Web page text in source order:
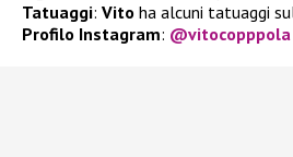
Tatuaggi: Vito ha alcuni tatuaggi
Profilo Instagram: @vitocopppola